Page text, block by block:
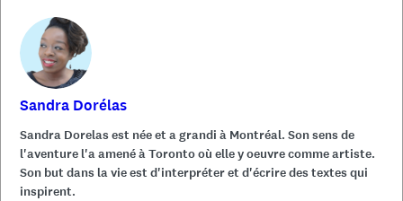
Sandra Dorélas
Sandra Dorelas est née et a grandi à Montréal. Son sens de
l'aventure l'a amené à Toronto où elle y oeuvre comme artiste.
Son but dans la vie est d'interpréter et d'écrire des textes qui
inspirent.